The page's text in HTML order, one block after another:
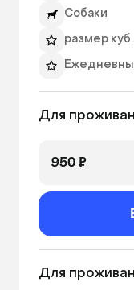
домашних
Комфорт+ это
любимца!
Высокая
номера, будет
Онлайн-
интернет, Вы
любимым
- Планшет в номер, для просмотра видео
Собаки
размер
Уборка 2
Для
950 ₽
Для